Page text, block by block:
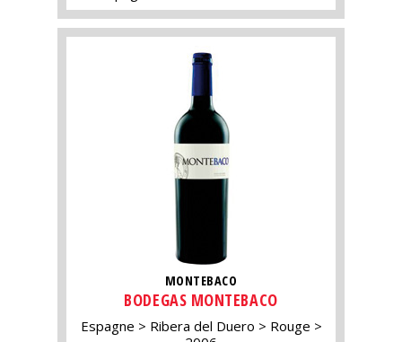
MONTEBACO
BODEGAS MONTEBACO
Espagne Ribera del Duero
Rouge